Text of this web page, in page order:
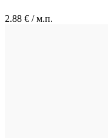
2.88 € / м.п.